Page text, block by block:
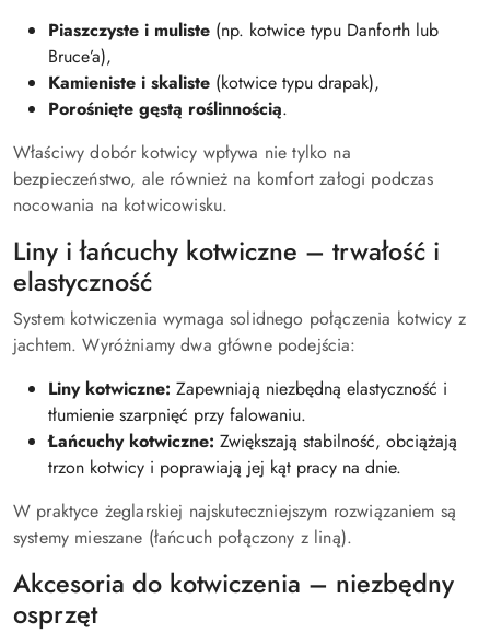
Piaszczyste i muliste (np. kotwice typu Danforth lub
Bruce’a),
Kamieniste i skaliste (kotwice typu drapak),
Porośnięte gęstą roślinnością.
Właściwy dobór kotwicy wpływa nie tylko na
bezpieczeństwo, ale również na komfort załogi podczas
nocowania na kotwicowisku.
Liny i łańcuchy kotwiczne – trwałość i
elastyczność
System kotwiczenia wymaga solidnego połączenia kotwicy z
jachtem. Wyróżniamy dwa główne podejścia:
Liny kotwiczne: Zapewniają niezbędną elastyczność i
tłumienie szarpnięć przy falowaniu.
Łańcuchy kotwiczne: Zwiększają stabilność, obciążają
trzon kotwicy i poprawiają jej kąt pracy na dnie.
W praktyce żeglarskiej najskuteczniejszym rozwiązaniem są
systemy mieszane (łańcuch połączony z liną).
Akcesoria do kotwiczenia – niezbędny
osprzęt